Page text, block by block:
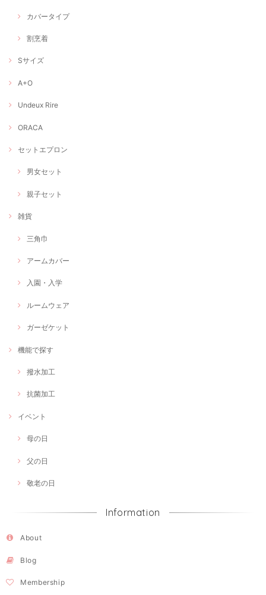
カバータイプ
割烹着
Sサイズ
A+O
Undeux Rire
ORACA
セットエプロン
男女セット
親子セット
雑貨
三角巾
アームカバー
入園・入学
ルームウェア
ガーゼケット
機能で探す
撥水加工
抗菌加工
イベント
母の日
父の日
敬老の日
Information
About
Blog
Membership